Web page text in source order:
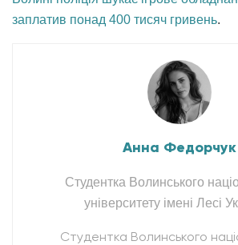
заплатив понад 400 тисяч гривень.
Анна Федорчук
Студентка Волинського
університету імені Лесі
Студентка Волинського